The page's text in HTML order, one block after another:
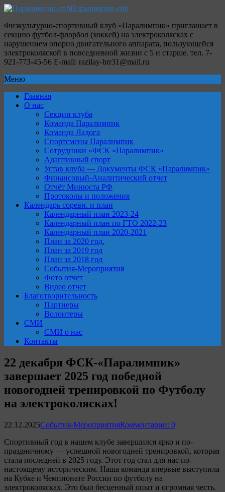
Паралимпик-спб
Физкультурно-спортивный клуб «Паралимпик» приглашает в
секцию футбол-флорбол (хоккей) на электроколясках с
нарушением опорно двигательного аппарата, пользующейся
электроколяской в повседневной жизни с 5 и старше. тел. 7-
921-773-45-56 E-mail: razilay-brr31@mail.ru
Меню
Главная
О нас
Секции клуба
Команда Паралимпик
Команда Ладога
Спортсмены Паралимпик
Сотрудники «ФСК «Паралимпик»
Адаптивный спорт
Устав клуба — Документы ФСК «Паралимпик»
Финансовый-Аналитический отчет
Отчёт Минюста РФ
Протоколы и положения
Календарь соревн. и план
Календарный план 2023-24
Календарный план по ГТО 2022-23
Календарный план 2020-2021
План за 2020 год.
План за 2019 год
План за 2018 год
События-Мероприятия
Фото отчет
Видео отчет
Благотворительность
Партнеры
Волонтеры
СМИ
СМИ о нас
Контакты
22 декабря ФСК-«Паралимпик»
завершает 2025 год победной
новогодней тренировкой по Футболу
на электроколясках!
22.12.2025События-МероприятияКомментарии: 0
Спортивный год в нашем клубе завершился ярко и по-
праздничному — успешной новогодней тренировкой, которая
стала последней в 2025 году. Этот год стал для нас по-
настоящему историческим. Наша команда впервые выступила
на Кубке и Чемпионате России по футболу на
электроколясках. Это был бесценный опыт и огромная честь.